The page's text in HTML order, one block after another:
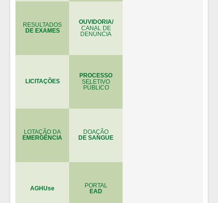
RESULTADOS
DE EXAMES
OUVIDORIA/
CANAL DE
DENÚNCIA
LICITAÇÕES
PROCESSO
SELETIVO
PÚBLICO
LOTAÇÃO DA
EMERGÊNCIA
DOAÇÃO
DE SANGUE
AGHUse PORTAL
EAD